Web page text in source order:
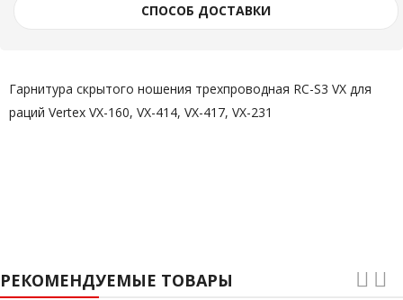
СПОСОБ ДОСТАВКИ
Гарнитура скрытого ношения трехпроводная RC-S3 VX для
раций Vertex VX-160, VX-414, VX-417, VX-231
РЕКОМЕНДУЕМЫЕ ТОВАРЫ